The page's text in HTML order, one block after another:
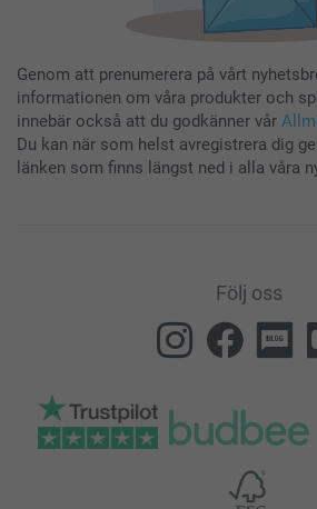
Genom att prenumerera på vårt
informationen om våra produkter och
innebär också att du godkänner vår
Du kan när som helst avregistrera dig
länken som finns längst ned i alla våra
Följ oss